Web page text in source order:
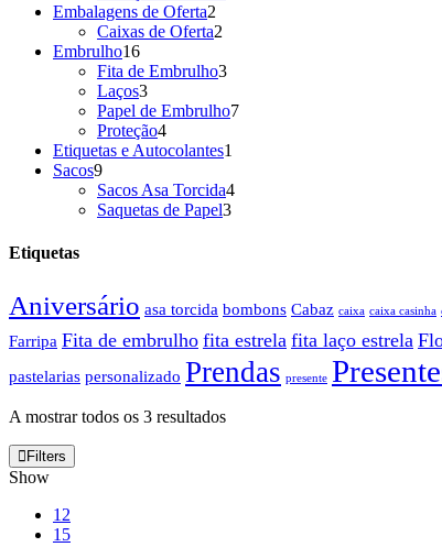
Embalagens de Oferta2
produtos
Caixas de Oferta2
Embrulho1616
produtos
Fita de Embrulho33
Laços33
produtos
Papel de Embrulho77
Proteção44
produtos
Etiquetas e Autocolantes1
Sacos99
produtos
Sacos Asa Torcida44
Saquetas de Papel33
Etiquetas
Aniversário asa torcida bombons Cabaz caixa caixa casinha
Farripa Fita de embrulho fita estrela fita laço estrela
pastelarias personalizado Prendas presente
A mostrar todos os 3 resultados
Filters
Show
12
15